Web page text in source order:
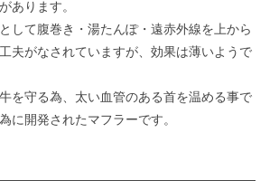
あります。
して腹巻き・湯たんぽ・遠赤外線を上から
夫がなされていますが、効果は薄いようで
を守る為、太い血管のある首を温める事で
に開発されたマフラーです。